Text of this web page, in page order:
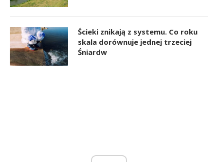
Ścieki znikają z systemu. Co roku
skala dorównuje jednej trzeciej
Śniardw